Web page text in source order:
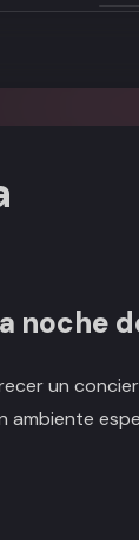
noche
un
ambiente